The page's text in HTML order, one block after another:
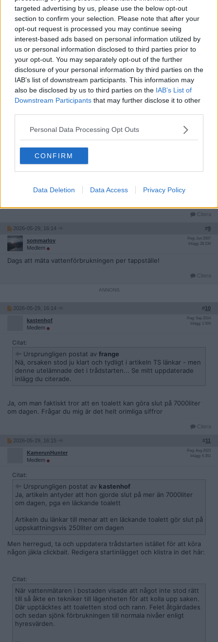
targeted advertising by us, please use the below opt-out
section to confirm your selection. Please note that after your
opt-out request is processed you may continue seeing
interest-based ads based on personal information utilized by
us or personal information disclosed to third parties prior to
your opt-out. You may separately opt-out of the further
disclosure of your personal information by third parties on the
IAB’s list of downstream participants. This information may
also be disclosed by us to third parties on the IAB’s List of
Downstream Participants that may further disclose it to other
Personal Data Processing Opt Outs
CONFIRM
Data Deletion Data Access Privacy Policy
g/
Ja, artikeln antyder att hon gjorde slut på mer än 7000liter om
dagen, pga en läckande toalett
Artikeln du länkar till menar att en läckande toalett gör slut på
uppskattningsvis 250liter om dagen
Senast redigerad av kastenhof 2026-05-29 kl. 16:13.
Citera
Medlem
Citat:
Ursprungligen postat av
Vattnet kanske kyler en hembränningsapparat?
denne utelämnade det i trådstarten... Se mitt uppdaterade inlägg
Citera
2026-05-29, 16:14 #9
sommarlov
Medlem
Reg: Jun 2007
Inlägg: 28 234
Dags att mäta vattenförbrukningen per tappställe!
Citera
2026-05-29, 16:14 #10
kastenhof
Medlem
Reg: Sep 2014
Inlägg: 1 504
Citat:
Ursprungligen postat av frange
Nä, orsaken stod ju klart och tydligt i artikeln TS länkar - men
denne utelämnade det i trådstarten... Se mitt uppdaterade
inlägg du citerade.
Ja, om man faktiskt tror att en toalett kan göra slut på 7000liter
om dagen. Frågar du mig är det helt orimliga siffror
Citera
2026-05-29, 16:15 #11
KamerunHunter
Medlem
Reg: Aug 2023
Inlägg: 6 351
Citat:
Ursprungligen postat av kastenhof
Ja, artikeln antyder att hon gjorde slut på mer än 7000liter
om dagen, pga en läckande toalett
Artikeln du länkar till menar att en läckande toalett gör slut på
uppskattningsvis 250liter om dagen
Men herregud, ta och uppdatera trådstarten istället för att köra
någon jäkla clickbait. Redigera startinlägget och klistra in det här:
Citat:
När vattenmätaren i bostaden visade att något inte stod rätt
till så åkte en tekniker till lägenheten för att kolla upp saken.
Där upptäcktes att toaletten stod och rann. Felet åtgärdades
och sedan sjönk förbrukningen till normala nivåer enligt
hyresvärden.